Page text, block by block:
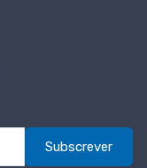
Subscrever